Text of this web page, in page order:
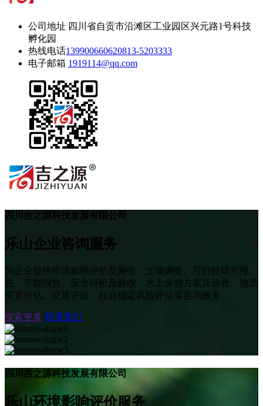
公司地址 四川省自贡市沿滩区工业园区兴元路1号科技
孵化园
热线电话139900660620813-5203333
电子邮箱 1919114@qq.com
四川吉之源科技发展有限公司
乐山企业咨询服务
为企业提供环境影响评价及验收、土壤调查、可行性研究报
告、节能报告、安全评价及验收、水土保持方案及验收、地质
灾害评估、交通评价、社会稳定风险评估等咨询服务
探索更多 联系我们
四川吉之源科技发展有限公司
乐山环境影响评价服务